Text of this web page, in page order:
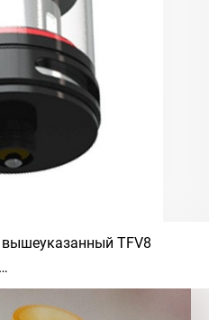
вышеуказанный TFV8